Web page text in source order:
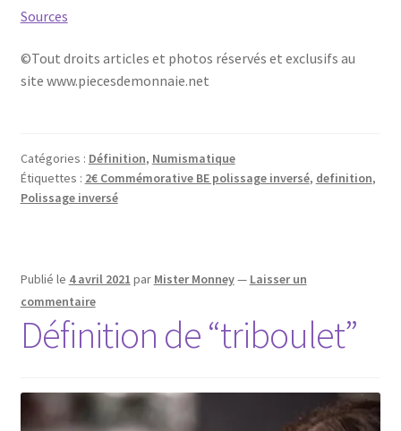
Sources
©Tout droits articles et photos réservés et exclusifs au
site www.piecesdemonnaie.net
Catégories : Définition, Numismatique
Étiquettes : 2€ Commémorative BE polissage inversé, definition,
Polissage inversé
Publié le 4 avril 2021 par Mister Monney— Laisser un
commentaire
Définition de “triboulet”